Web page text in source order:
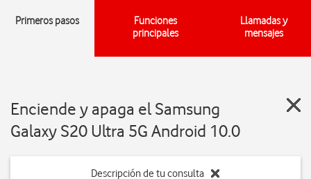
Primeros pasos
Funciones
principales
Llamadas y
mensajes
Enciende y apaga el Samsung
Galaxy S20 Ultra 5G Android 10.0
Descripción de tu consulta